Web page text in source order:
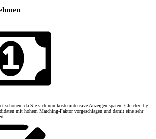
schonen, da Sie sich nun kostenintensive Anzeigen sparen. Gleichzeitig
mit hohem Matching-Faktor vorgeschlagen und damit eine sehr